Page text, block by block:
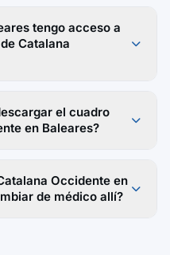
tengo acceso a
Catalana
el cuadro
en Baleares?
Occidente en
de médico allí?